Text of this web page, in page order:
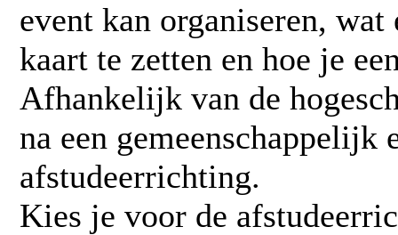
event kan organiseren,
kaart te zetten en hoe je
Afhankelijk van de
na een gemeenschappelijk
afstudeerrichting.
Kies je voor de